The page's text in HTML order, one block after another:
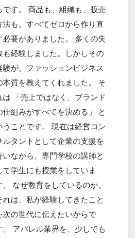
です。 商品も、組織も、販売
法も、すべてゼロから作り直
必要がありました。 多くの失
も経験しました。しかしその
験が、ファッションビジネス
本質を教えてくれました。 そ
は 「売上ではなく、ブランド
仕組みがすべてを決める」 と
うことです。 現在は経営コン
ルタントとして企業の支援を
いながら、専門学校の講師と
て学生にも授業をしていま
。 なぜ教育をしているのか。
れは、私が経験してきたこと
次の世代に伝えたいからで
。 アパレル業界を、少しでも